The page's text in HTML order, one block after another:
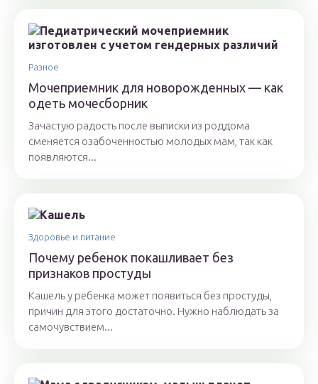
Разное
Мочеприемник для новорожденных — как
одеть мочесборник
Зачастую радость после выписки из роддома
сменяется озабоченностью молодых мам, так как
появляются...
Здоровье и питание
Почему ребенок покашливает без
признаков простуды
Кашель у ребенка может появиться без простуды,
причин для этого достаточно. Нужно наблюдать за
самочувствием...